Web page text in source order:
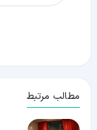
مطالب مرتبط